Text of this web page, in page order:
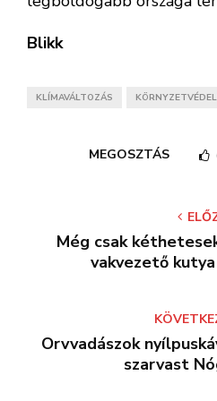
Blikk
KLÍMAVÁLTOZÁS
MEGOSZTÁS
Még csak
vakvezető
Orvvadászok
szarvast